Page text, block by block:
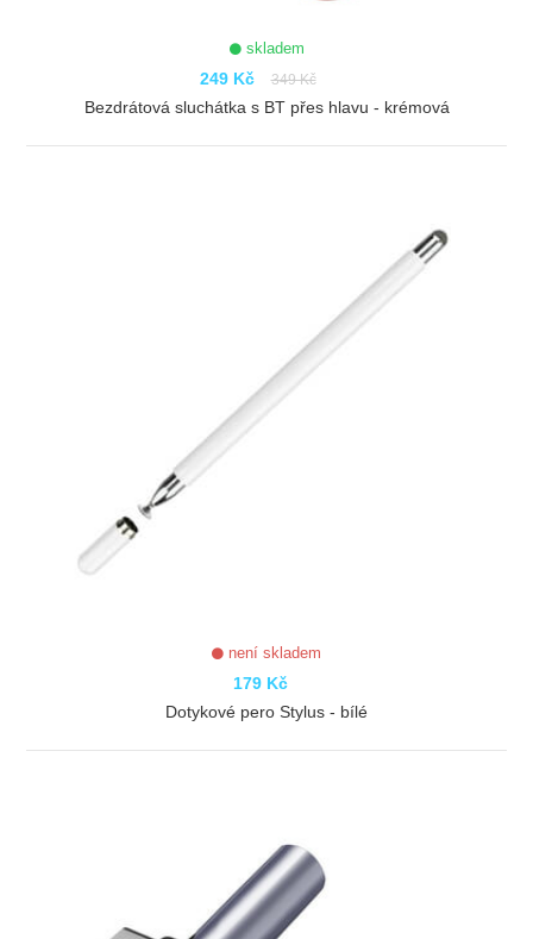
skladem
249 Kč 349 Kč
Bezdrátová sluchátka s BT přes hlavu - krémová
není skladem
179 Kč
Dotykové pero Stylus - bílé